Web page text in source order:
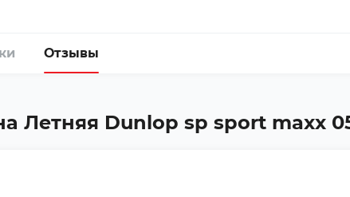
Отзывы
Летняя Dunlop sp sport maxx